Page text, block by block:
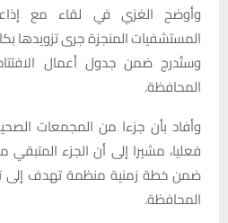
وأوضح الغزي في لقاء مع
المستشفيات المنجزة جرى تزويدها
وستُدرج ضمن جدول أعمال
المحافظة.
وأفاد بأن جزءا من المجمعات
فعليا، مشيرا إلى أن الجزء المتبقي
ضمن خطة زمنية منظمة تهدف إلى
المحافظة.